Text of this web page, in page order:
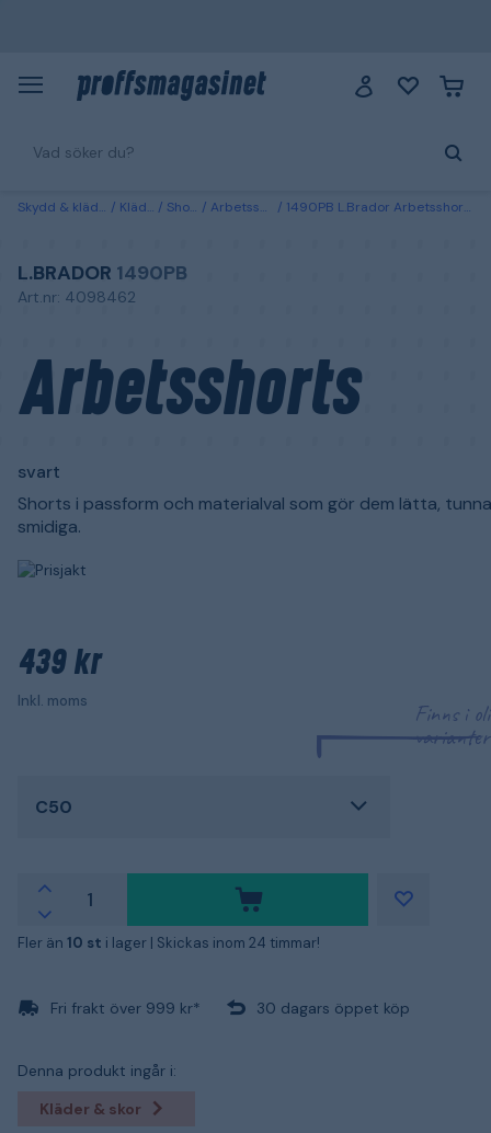
Skydd & kläder Kläder Shorts Arbetsshorts 1490PB L.Brador Arbetsshorts svart C50
L.BRADOR 1490PB
Art.nr: 4098462
Arbetsshorts
svart
Shorts i passform och materialval som gör dem lätta,
smidiga.
439 kr
Inkl. moms
Finns i
varianter
C50
Fler än 10 st i lager | Skickas inom 24 timmar!
Fri frakt över 999 kr* 30 dagars öppet köp
Denna produkt ingår i:
Kläder & skor